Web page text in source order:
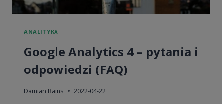
ANALITYKA
Google Analytics 4 – pytania i
odpowiedzi (FAQ)
Damian Rams 2022-04-22